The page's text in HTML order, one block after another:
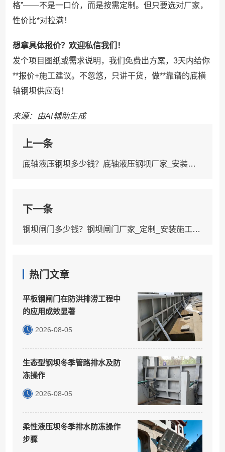
格”——不是一口价，而是按需定制。但只要选对厂家，
性价比*对拉满！
想拿具体报价？欢迎私信我们！
发个项目图纸或需求说明，我们免费出方案，3天内给你
**报价+施工建议。不忽悠，只讲干货，做**靠谱的底横
轴钢坝供应商！
来源：由AI辅助生成
上一条
底轴液压钢坝多少钱？底轴液压钢坝厂家_安装施工
下一条
钢坝闸门多少钱？钢坝闸门厂家_定制_安装施工服务
热门文章
平板钢闸门在防洪排涝工程中
的应用成效显著
2026-08-05
生态型钢坝冬季管路排水及防
冻操作
2026-08-05
柔性液压坝冬季排水防冻操作
步骤